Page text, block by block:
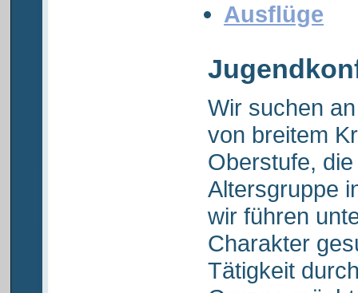
Ausflüge
Wir suchen
von breitem
Oberstufe,
Altersgruppe
wir führen
Charakter
Tätigkeit